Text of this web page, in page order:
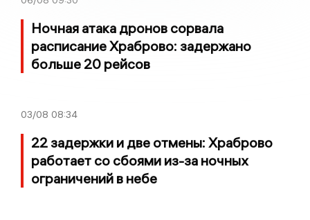
Ночная атака дронов сорвала
расписание Храброво: задержано
больше 20 рейсов
03/08 08:34
22 задержки и две отмены: Храброво
работает со сбоями из-за ночных
ограничений в небе